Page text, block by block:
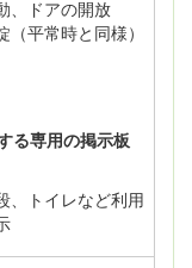
、ドアの開放
平常時と同様）
る専用の掲示板
、トイレなど利用